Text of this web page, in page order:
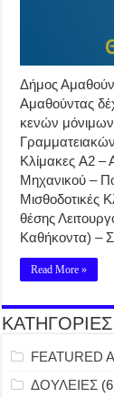
Δήμος
Αμαθούντας
κενών
Κλίμακες Α2 –
Μηχανικού –
Μισθοδοτικές
θέσης
Καθήκοντα) –
Read More »
ΚΑΤΗΓΟΡΙΕΣ
FEATURED
ΔΟΥΛΕΙΕΣ